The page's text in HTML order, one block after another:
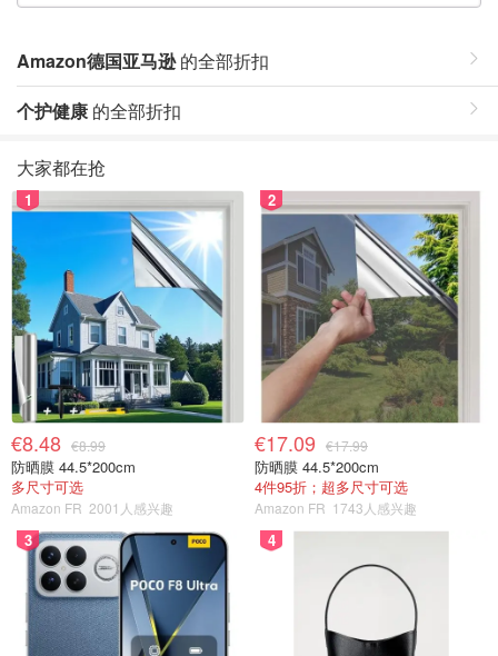
Amazon德国亚马逊的全部折扣
个护健康 的全部折扣
大家都在抢
1
€8.48 €8.99
防晒膜 44.5*200cm
多尺寸可选
Amazon FR 2001人感兴趣
2
€17.09 €17.99
防晒膜 44.5*200cm
4件95折；超多尺寸可选
Amazon FR 1743人感兴趣
3 4